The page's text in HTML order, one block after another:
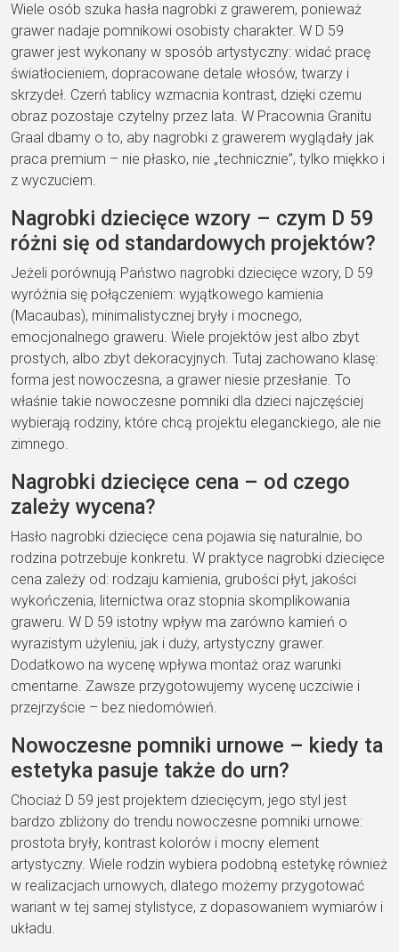
Wiele osób szuka hasła nagrobki z grawerem, ponieważ
grawer nadaje pomnikowi osobisty charakter. W D 59
grawer jest wykonany w sposób artystyczny: widać pracę
światłocieniem, dopracowane detale włosów, twarzy i
skrzydeł. Czerń tablicy wzmacnia kontrast, dzięki czemu
obraz pozostaje czytelny przez lata. W Pracownia Granitu
Graal dbamy o to, aby nagrobki z grawerem wyglądały jak
praca premium – nie płasko, nie „technicznie”, tylko miękko i
z wyczuciem.
Nagrobki dziecięce wzory – czym D 59
różni się od standardowych projektów?
Jeżeli porównują Państwo nagrobki dziecięce wzory, D 59
wyróżnia się połączeniem: wyjątkowego kamienia
(Macaubas), minimalistycznej bryły i mocnego,
emocjonalnego graweru. Wiele projektów jest albo zbyt
prostych, albo zbyt dekoracyjnych. Tutaj zachowano klasę:
forma jest nowoczesna, a grawer niesie przesłanie. To
właśnie takie nowoczesne pomniki dla dzieci najczęściej
wybierają rodziny, które chcą projektu eleganckiego, ale nie
zimnego.
Nagrobki dziecięce cena – od czego
zależy wycena?
Hasło nagrobki dziecięce cena pojawia się naturalnie, bo
rodzina potrzebuje konkretu. W praktyce nagrobki dziecięce
cena zależy od: rodzaju kamienia, grubości płyt, jakości
wykończenia, liternictwa oraz stopnia skomplikowania
graweru. W D 59 istotny wpływ ma zarówno kamień o
wyrazistym użyleniu, jak i duży, artystyczny grawer.
Dodatkowo na wycenę wpływa montaż oraz warunki
cmentarne. Zawsze przygotowujemy wycenę uczciwie i
przejrzyście – bez niedomówień.
Nowoczesne pomniki urnowe – kiedy ta
estetyka pasuje także do urn?
Chociaż D 59 jest projektem dziecięcym, jego styl jest
bardzo zbliżony do trendu nowoczesne pomniki urnowe:
prostota bryły, kontrast kolorów i mocny element
artystyczny. Wiele rodzin wybiera podobną estetykę również
w realizacjach urnowych, dlatego możemy przygotować
wariant w tej samej stylistyce, z dopasowaniem wymiarów i
układu.